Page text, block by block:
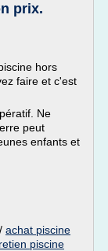
prix.
hors
faire et c'est
Ne
peut
enfants et
/ achat piscine
piscine